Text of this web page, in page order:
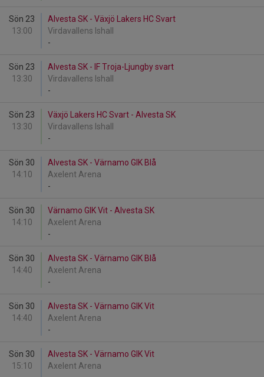
Sön 23
13:00
Alvesta SK - Växjö Lakers HC Svart
Virdavallens Ishall
-
Sön 23
13:30
Alvesta SK - IF Troja-Ljungby svart
Virdavallens Ishall
-
Sön 23
13:30
Växjö Lakers HC Svart - Alvesta SK
Virdavallens Ishall
-
Sön 30
14:10
Alvesta SK - Värnamo GIK Blå
Axelent Arena
-
Sön 30
14:10
Värnamo GIK Vit - Alvesta SK
Axelent Arena
-
Sön 30
14:40
Alvesta SK - Värnamo GIK Blå
Axelent Arena
-
Sön 30
14:40
Alvesta SK - Värnamo GIK Vit
Axelent Arena
-
Sön 30
15:10
Alvesta SK - Värnamo GIK Vit
Axelent Arena